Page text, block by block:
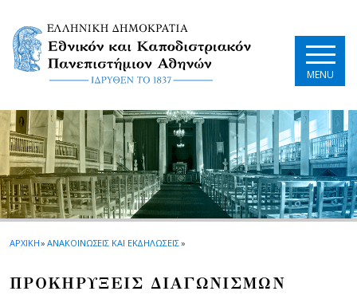
MENU
ΑΡΧΙΚΗ» ΑΝΑΚΟΙΝΩΣΕΙΣ ΚΑΙ ΕΚΔΗΛΩΣΕΙΣ»
ΠΡΟΚΗΡΥΞΕΙΣ ΔΙΑΓΩΝΙΣΜΩΝ